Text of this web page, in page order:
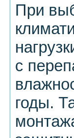
При
с
годы.